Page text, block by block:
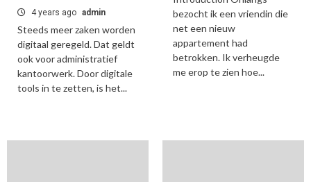
4 years ago admin
Steeds meer zaken worden
digitaal geregeld. Dat geldt
ook voor administratief
kantoorwerk. Door digitale
tools in te zetten, is het...
bezocht ik een vriendin die
net een nieuw
appartement had
betrokken. Ik verheugde
me erop te zien hoe...